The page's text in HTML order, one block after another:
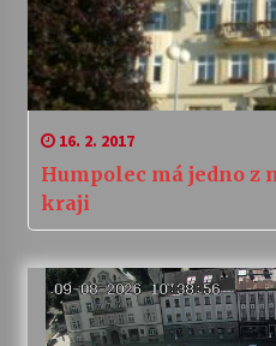
16. 2. 2017
Humpolec má jedno z
kraji